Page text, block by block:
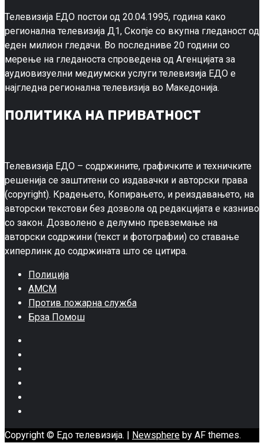
Телевизија ЕДО постои од 20.04.1995, година како
регионална телевизија Д1, Скопје со вкупна гледаност од
еден милион гледачи. Во последниве 20 години со
мерење на гледаноста спроведена од Агенцијата за
аудиовизуелни медиумски услуги телевизија ЕДО е
најгледна регионална телевизија во Македонија.
ПОЛИТИКА НА ПРИВАТНОСТ
Телевизија ЕДО – содржините, графичките и техничките
решенија се заштитени со издавачки и авторски права
(copyright). Крадењето, Копирањето, и реиздавањето, на
авторски текстови без дозвола од редакцијата е казниво
со закон. Дозволено е делумно превземање на
авторски содржини (текст и фотографии) со ставање
хиперлинк до содржината што се цитира.
Полиција
АМСМ
Против пожарна служба
Брза Помош
Copyright © Едо телевизија. Newsphere by AF themes.